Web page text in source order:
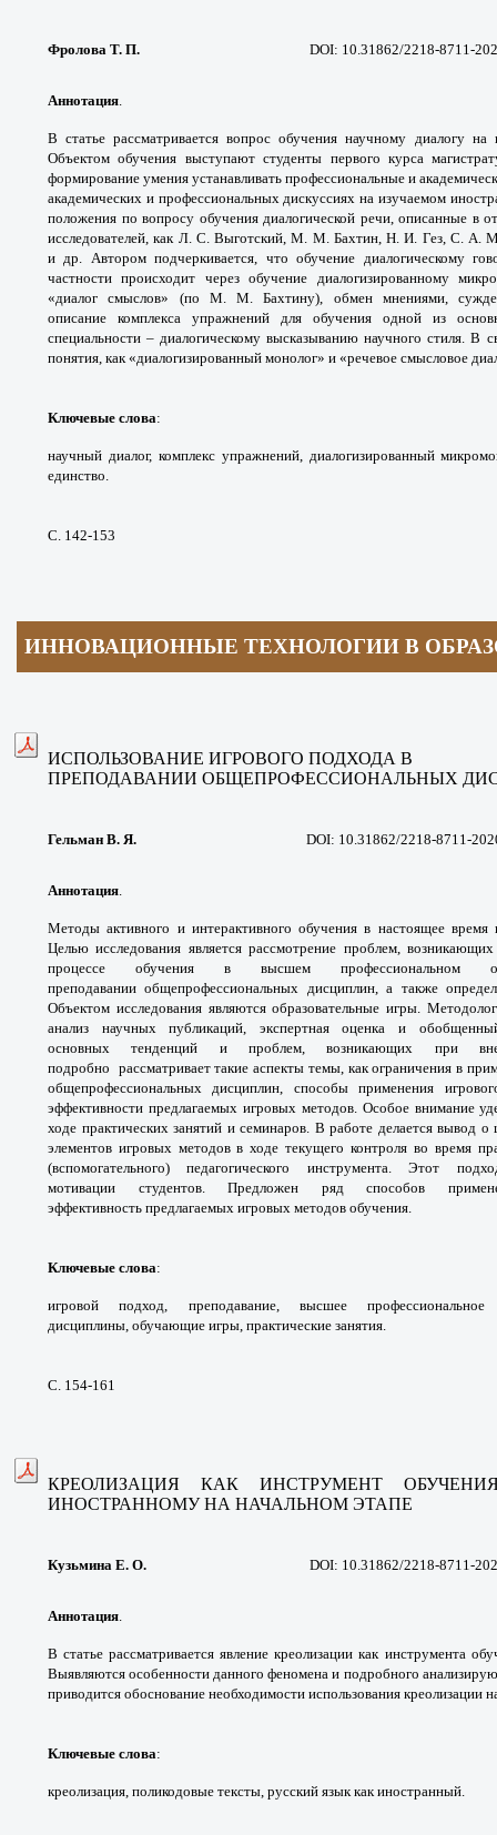
Фролова Т. П. DOI: 10.31862/2218-8711-
Аннотация.
В статье рассматривается вопрособучения научному диалогу
Объектомобучения выступают студенты первого курса
формирование умения устанавливать профессиональные и
академических и профессиональных дискуссиях на изучаемом
положения по вопросу обучения диалогической речи, описанные в
исследователей, как Л. С.Выготский, М. М. Бахтин, Н. И. Гез, С. А.
идр. Автором подчеркивается, что обучение диалогическому
частности происходит через обучение диалогизированному
«диалог смыслов» (по М. М.Бахтину), обмен мнениями,
описание комплекса упражнений для обучения одной из
специальности – диалогическомувысказыванию научного стиля. В
понятия, как«диалогизированный монолог» и «речевое смысловое
Ключевые слова:
научный диалог, комплекс упражнений, диалогизированный
единство.
С. 142-153
ИННОВАЦИОННЫЕ ТЕХНОЛОГИИ В
ИСПОЛЬЗОВАНИЕ ИГРОВОГО ПОДХОДА В
ПРЕПОДАВАНИИ ОБЩЕПРОФЕССИОНАЛЬНЫХ
Гельман В. Я. DOI: 10.31862/2218-8711-
Аннотация.
Методы активного и интерактивного обучения в настоящее
Целью исследования являетсярассмотрение проблем,
процессе обучения в высшем профессиональном
преподаванииобщепрофессиональных дисциплин, а также
Объектом исследования являютсяобразовательные игры.
анализ научныхпубликаций, экспертная оценка и
основныхтенденций и проблем, возникающих при
подробно рассматривает такие аспекты темы, какограничения в
общепрофессиональныхдисциплин, способы применения
эффективности предлагаемых игровых методов. Особое внимание
ходе практических занятий и семинаров. В работе делается вывод о
элементов игровых методов в ходетекущего контроля во время
(вспомогательного)педагогического инструмента. Этот
мотивации студентов. Предложен ряд способов
эффективность предлагаемых игровых методов обучения.
Ключевые слова:
игровой подход, преподавание, высшее
дисциплины, обучающие игры, практические занятия.
С. 154-161
КРЕОЛИЗАЦИЯ КАК ИНСТРУМЕНТ
ИНОСТРАННОМУНА НАЧАЛЬНОМ ЭТАПЕ
Кузьмина Е. О. DOI: 10.31862/2218-8711-
Аннотация.
В статье рассматривается явлениекреолизации как инструмента
Выявляютсяособенности данного феномена и подробного
приводится обоснование необходимости использования креолизации
Ключевые слова:
креолизация, поликодовые тексты, русский язык как иностранный.